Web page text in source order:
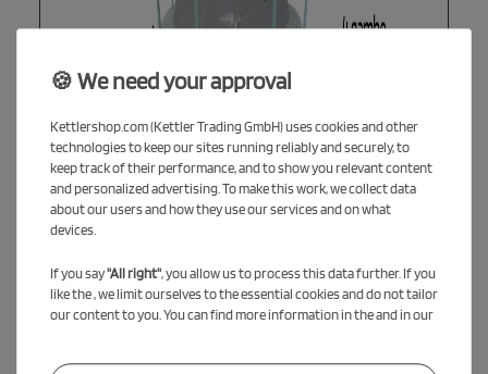
🍪 We need your approval
Kettlershop.com (Kettler Trading GmbH) uses cookies and other
technologies to keep our sites running reliably and securely, to
keep track of their performance, and to show you relevant content
and personalized advertising. To make this work, we collect data
about our users and how they use our services and on what
devices.
If you say"All right", you allow us to process this data further. If you
like the , we limit ourselves to the essential cookies and do not tailor
our content to you. You can find more information in the and in our